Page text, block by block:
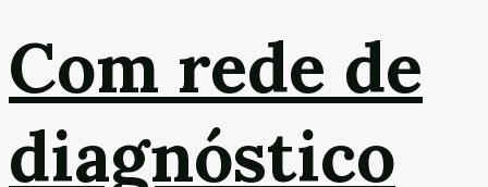
Com rede de
diagnóstico